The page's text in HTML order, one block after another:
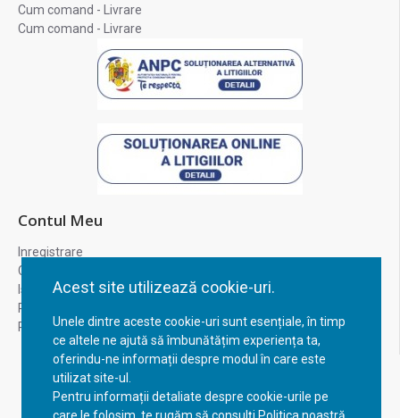
Acest site utilizează cookie-uri.
Unele dintre aceste cookie-uri sunt esențiale, în timp
ce altele ne ajută să îmbunătățim experiența ta,
oferindu-ne informații despre modul în care este
utilizat site-ul.
Pentru informații detaliate despre cookie-urile pe
Cum comand - Livrare
Cum comand - Livrare
Contul Meu
Inregistrare
Contul meu
Istoric comenzi
Recuperare parola
Returnare produs